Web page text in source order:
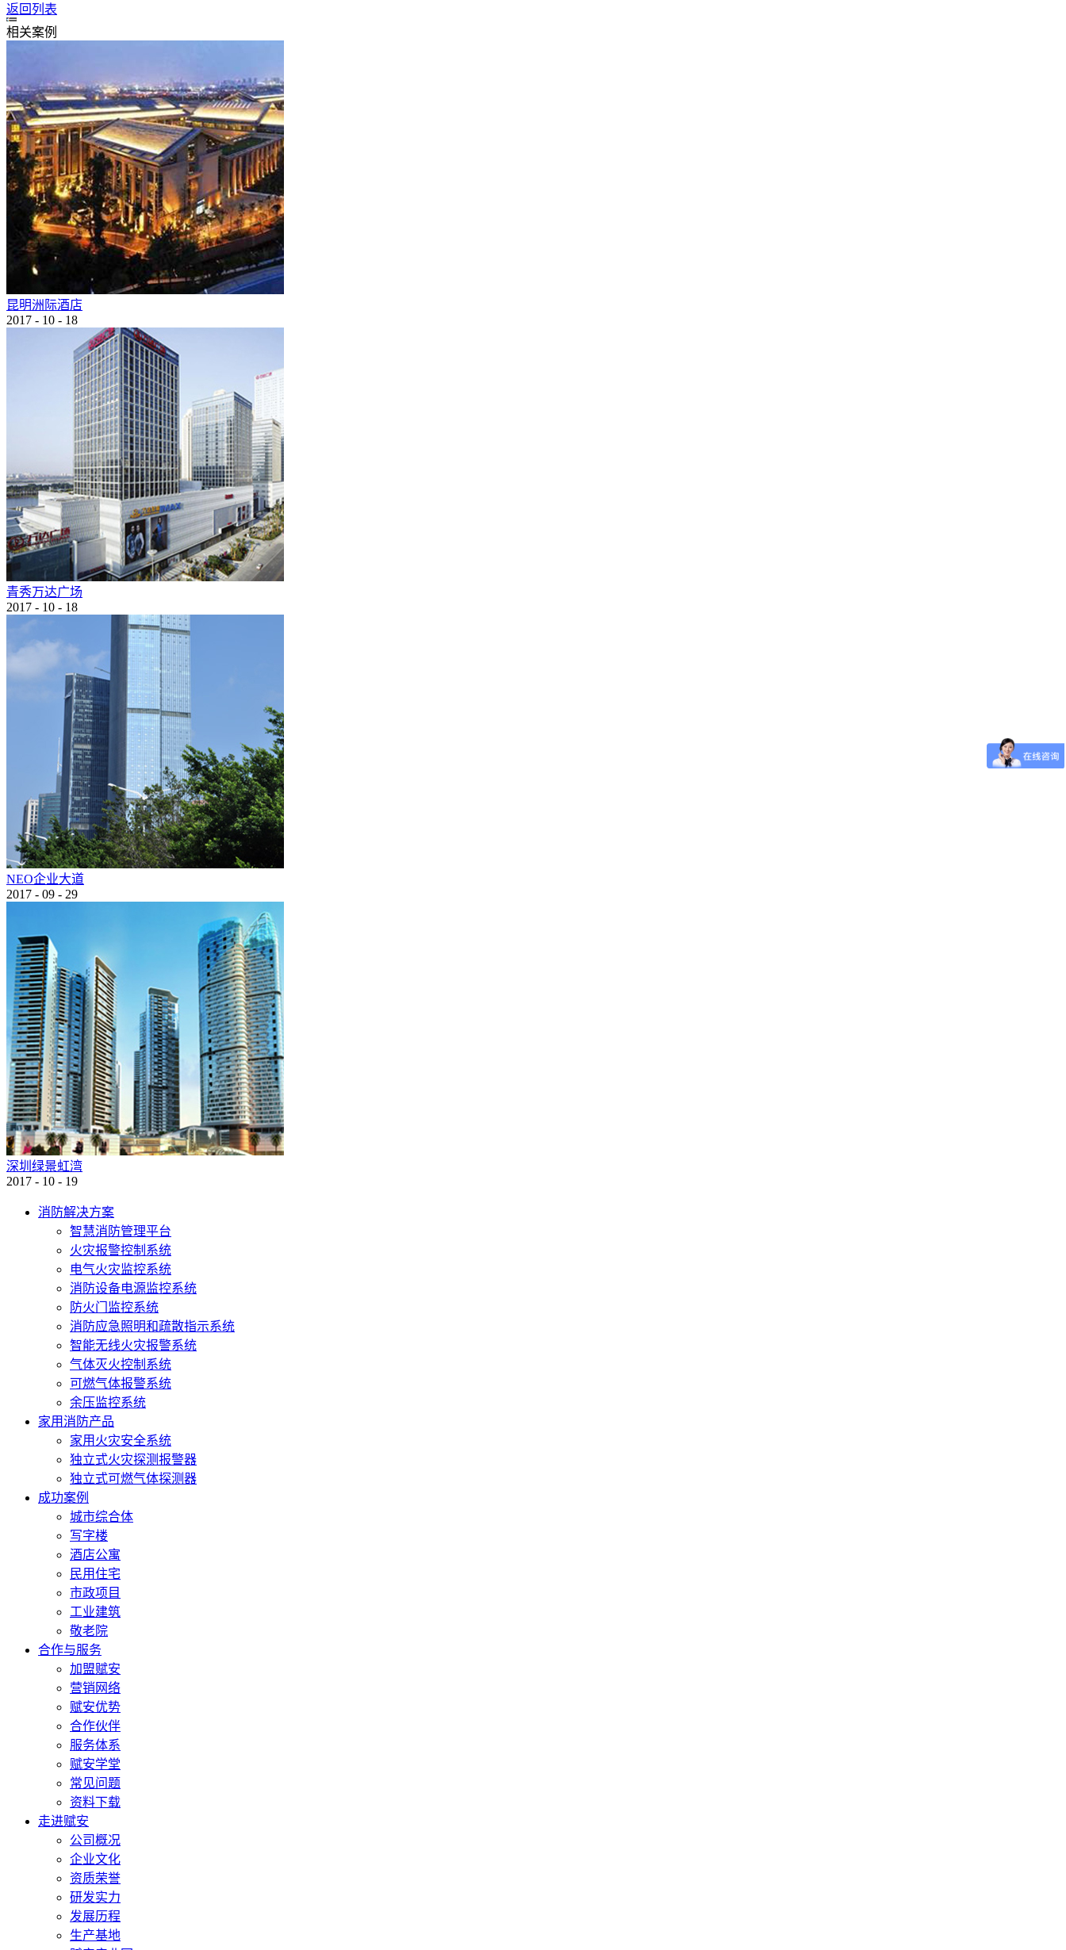
返回列表
相关案例
昆明洲际酒店
2017 - 10 - 18
青秀万达广场
2017 - 10 - 18
NEO企业大道
2017 - 09 - 29
深圳绿景虹湾
2017 - 10 - 19
消防解决方案
智慧消防管理平台
火灾报警控制系统
电气火灾监控系统
消防设备电源监控系统
防火门监控系统
消防应急照明和疏散指示系统
智能无线火灾报警系统
气体灭火控制系统
可燃气体报警系统
余压监控系统
家用消防产品
家用火灾安全系统
独立式火灾探测报警器
独立式可燃气体探测器
成功案例
城市综合体
写字楼
酒店公寓
民用住宅
市政项目
工业建筑
敬老院
合作与服务
加盟赋安
营销网络
赋安优势
合作伙伴
服务体系
赋安学堂
常见问题
资料下载
走进赋安
公司概况
企业文化
资质荣誉
研发实力
发展历程
生产基地